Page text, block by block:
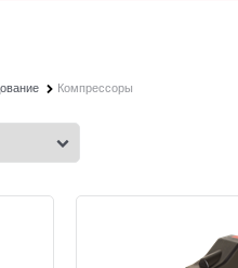
Компрессоры